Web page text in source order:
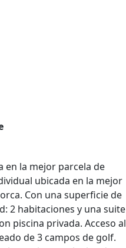
en la mejor parcela de
ubicada en la mejor
Con una superficie de
2 habitaciones y una suite
piscina privada. Acceso al
de 3 campos de golf.